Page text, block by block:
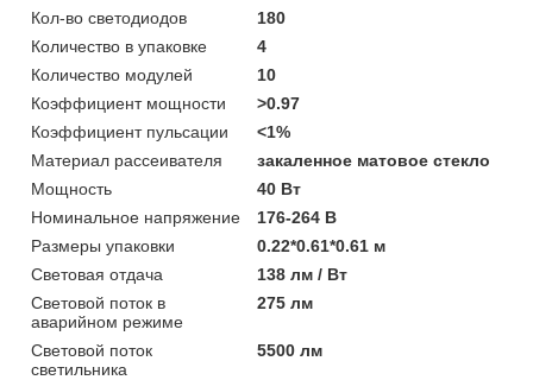
Кол-во светодиодов
180
Количество в упаковке
4
Количество модулей
10
Коэффициент мощности
>0.97
Коэффициент пульсации
<1%
Материал рассеивателя
закаленное матовое стекло
Мощность
40 Вт
Номинальное напряжение
176-264 В
Размеры упаковки
0.22*0.61*0.61 м
Световая отдача
138 лм / Вт
Световой поток в
аварийном режиме
275 лм
Световой поток
светильника
5500 лм